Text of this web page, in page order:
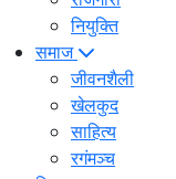
नियुक्ति
समाज
जीवनशैली
खेलकुद
साहित्य
रगंमञ्च